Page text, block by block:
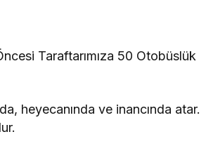
Taraftarımıza 50 Otobüslük
heyecanında ve inancında atar.